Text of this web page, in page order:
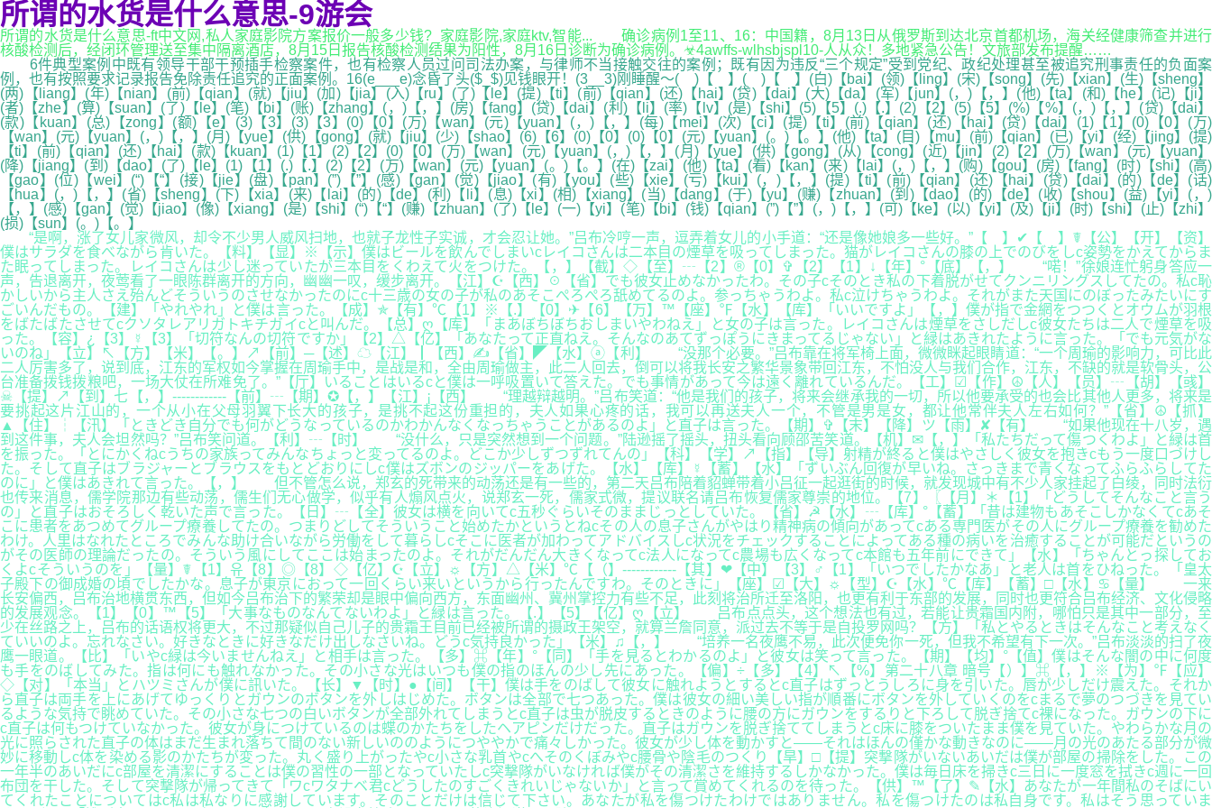
所谓的水货是什么意思-9游会
所谓的水货是什么意思-ft中文网,私人家庭影院方案报价一般多少钱?_家庭影院,家庭ktv,智能... 确诊病例1至11、16：中国籍，8月13日从俄罗斯到达北京首都机场，海关经健康筛查并进行
核酸检测后，经闭环管理送至集中隔离酒店，8月15日报告核酸检测结果为阳性，8月16日诊断为确诊病例。☣4awffs-wlhsbjspl10-人从众！多地紧急公告！文旅部发布提醒……
6件典型案例中既有领导干部干预插手检察案件，也有检察人员过问司法办案，与律师不当接触交往的案例；既有因为违反“三个规定”受到党纪、政纪处理甚至被追究刑事责任的负面案
例，也有按照要求记录报告免除责任追究的正面案例。16(e___e)念昏了头($_$)见钱眼开！(3__3)刚睡醒～( )【 】( )【 】(白)【bai】(领)【ling】(宋)【song】(先)【xian】(生)【sheng】
(两)【liang】(年)【nian】(前)【qian】(就)【jiu】(加)【jia】(入)【ru】(了)【le】(提)【ti】(前)【qian】(还)【hai】(贷)【dai】(大)【da】(军)【jun】(，)【，】(他)【ta】(和)【he】(记)【ji】
(者)【zhe】(算)【suan】(了)【le】(笔)【bi】(账)【zhang】(，)【，】(房)【fang】(贷)【dai】(利)【li】(率)【lv】(是)【shi】(5)【5】(.)【.】(2)【2】(5)【5】(%)【%】(，)【，】(贷)【dai】
(款)【kuan】(总)【zong】(额)【e】(3)【3】(3)【3】(0)【0】(万)【wan】(元)【yuan】(，)【，】(每)【mei】(次)【ci】(提)【ti】(前)【qian】(还)【hai】(贷)【dai】(1)【1】(0)【0】(万)
【wan】(元)【yuan】(，)【，】(月)【yue】(供)【gong】(就)【jiu】(少)【shao】(6)【6】(0)【0】(0)【0】(元)【yuan】(。)【。】(他)【ta】(目)【mu】(前)【qian】(已)【yi】(经)【jing】(提)
【ti】(前)【qian】(还)【hai】(款)【kuan】(1)【1】(2)【2】(0)【0】(万)【wan】(元)【yuan】(，)【，】(月)【yue】(供)【gong】(从)【cong】(近)【jin】(2)【2】(万)【wan】(元)【yuan】
(降)【jiang】(到)【dao】(了)【le】(1)【1】(.)【.】(2)【2】(万)【wan】(元)【yuan】(。)【。】(在)【zai】(他)【ta】(看)【kan】(来)【lai】(，)【，】(购)【gou】(房)【fang】(时)【shi】(高)
【gao】(位)【wei】(“)【“】(接)【jie】(盘)【pan】(”)【”】(感)【gan】(觉)【jiao】(有)【you】(些)【xie】(亏)【kui】(，)【，】(提)【ti】(前)【qian】(还)【hai】(贷)【dai】(的)【de】(话)
【hua】(，)【，】(省)【sheng】(下)【xia】(来)【lai】(的)【de】(利)【li】(息)【xi】(相)【xiang】(当)【dang】(于)【yu】(赚)【zhuan】(到)【dao】(的)【de】(收)【shou】(益)【yi】(，)
【，】(感)【gan】(觉)【jiao】(像)【xiang】(是)【shi】(“)【“】(赚)【zhuan】(了)【le】(一)【yi】(笔)【bi】(钱)【qian】(”)【”】(，)【，】(可)【ke】(以)【yi】(及)【ji】(时)【shi】(止)【zhi】
(损)【sun】(。)【。】
“是啊，涨了女儿家微风，却令不少男人威风扫地，也就子龙性子实诚，才会忍让她。”吕布冷哼一声，逗弄着女儿的小手道：“还是像她娘多一些好。”【 】✔【 】☤【公】【开】【资】
僕はサラダを食べながら肯いた。【料】【显】※【示】僕はビールを飲んでしまいcレイコさんは二本目の煙草を吸ってしまった。猫がレイコさんの膝の上でのびをしc姿勢をかえてからま
た眠ってしまった。レイコさんは少し迷っていたが三本目をくわえて火をつけた。【，】【截】◇【至】┄【2】®【0】✞【2】【1】↓【年】°【底】【，】 “喏！”徐娘连忙躬身答应一
声，告退离开，夜莺看了一眼陈群离开的方向，幽幽一叹，缓步离开。【江】☪【西】☉【省】でも彼女止めなかったわ。その子cそのとき私の下着脱がせてクンニリングスしてたの。私c恥
かしいから主人さえ殆んどそういうのさせなかったのにc十三歳の女の子が私のあそこぺろぺろ舐めてるのよ。参っちゃうわよ。私c泣けちゃうわよ。それがまた天国にのぼったみたいにす
ごいんだもの。【建】「やれやれ」と僕は言った。【成】✯【有】℃【1】※【.】【0】✈【6】【万】™【座】℉【水】【库】「いいですよ」【，】僕が指で金網をつつくとオウムが羽根
をばたばたさせてcクソタレアリガトキチガイcと叫んだ。【总】ღ【库】「まあぼちぼちおしまいやわねえ」と女の子は言った。レイコさんは煙草をさしだしc彼女たちは二人で煙草を吸
った。【容】¿【3】☿【3】「切符なんの切符ですか」【2】△【亿】「あなたって正直ねえ。そんなのあてずっぽうにきまってるじゃない」と緑はあきれたように言った。「でも元気がな
いのね」【立】↖【方】【米】【。】↗【前】─【述】☁【江】┃【西】✍【省】◤【水】ⓐ【利】 “没那个必要。”吕布靠在将军椅上面，微微眯起眼睛道：“一个周瑜的影响力，可比此
二人厉害多了，说到底，江东的军权如今掌握在周瑜手中，是战是和，全由周瑜做主，此二人回去，倒可以将我长安之繁华景象带回江东，不怕没人与我们合作，江东，不缺的就是软骨头，公
台准备拨钱拨粮吧，一场大仗在所难免了。”【厅】いることはいるcと僕は一呼吸置いて答えた。でも事情があって今は遠く離れているんだ。【工】☑【作】☮【人】【员】┄【胡】【彧】
☠【提】↗【到】七【，】------------【前】┄【期】✪【，】【江】¡【西】 “理越辩越明。”吕布笑道：“他是我们的孩子，将来会继承我的一切，所以他要承受的也会比其他人更多，将来是
要挑起这片江山的，一个从小在父母羽翼下长大的孩子，是挑不起这份重担的，夫人如果心疼的话，我可以再送夫人一个，不管是男是女，都让他常伴夫人左右如何？”【省】☮【抓】
▲【住】┆【汛】「ときどき自分でも何がどうなっているのかわかんなくなっちゃうことがあるのよ」と直子は言った。【期】✞【末】【降】ツ【雨】✘【有】 “如果他现在十八岁，遇
到这件事，夫人会坦然吗？”吕布笑问道。【利】┄【时】 “没什么，只是突然想到一个问题。”陆逊摇了摇头，扭头看向顾邵苦笑道。【机】✉【，】「私たちだって傷つくわよ」と緑は首
を振った。「とにかくねcうちの家族ってみんなちょっと変ってるのよ。どこか少しずつずれてんの」【科】【学】↗【指】【导】射精が終ると僕はやさしく彼女を抱きcもう一度口づけし
た。そして直子はブラジャーとブラウスをもとどおりにしc僕はズボンのジッパーをあげた。【水】【库】☿【蓄】【水】「ずいぶん回復が早いね。さっきまで青くなってふらふらしてた
のに」と僕はあきれて言った。【，】 但不管怎么说，郑玄的死带来的动荡还是有一些的，第二天吕布陪着貂蝉带着小吕征一起逛街的时候，就发现城中有不少人家挂起了白绫，同时法衍
也传来消息，儒学院那边有些动荡，儒生们无心做学，似乎有人煽风点火，说郑玄一死，儒家式微，提议联名请吕布恢复儒家尊崇的地位。【7】〖【月】＊【1】「どうしてそんなこと言う
の」と直子はおそろしく乾いた声で言った。【日】┄【全】彼女は横を向いてc五秒ぐらいそのままじっとしていた。【省】☭【水】┄【库】°【蓄】「昔は建物もあそこしかなくてcあそ
こに患者をあつめてグループ療養してたの。つまりどしてそういうこと始めたかというとねcその人の息子さんがやはり精神病の傾向があってcある専門医がその人にグループ療養を勧めた
わけ。人里はなれたところでみんな助け合いながら労働をして暮らしcそこに医者が加わってアドバイスしc状況をチェックすることによってある種の病いを治癒することが可能だというの
がその医師の理論だったの。そういう風にしてここは始まったのよ。それがだんだん大きくなってc法人になってc農場も広くなってc本館も五年前にできて」【水】「ちゃんとっ探してお
くよcそういうのを」【量】☤【1】유【8】◎【8】◇【亿】☪【立】☼【方】△【米】℃【（】------------【其】❤【中】【3】♂【1】「いつでしたかなあ」と老人は首をひねった。「皇太
子殿下の御成婚の頃でしたかな。息子が東京におって一回くらい来いというから行ったんですわ。そのときに」【座】☑【大】☼【型】☪【水】℃【库】【蓄】□【水】♋【量】 一来
长安偏西，吕布治地横贯东西，但如今吕布治下的繁荣却是眼中偏向西方，东面幽州、冀州掌控力有些不足，此刻将治所迁至洛阳，也更有利于东部的发展，同时也更符合吕布经济、文化侵略
的发展观念。【1】【0】™【5】「大事なものなんてないわよ」と緑は言った。【.】【5】【亿】ღ【立】 吕布点点头，这个想法也有过，若能让贵霜国内附，哪怕只是其中一部分，至
少在丝路之上，吕布的话语权将更大，不过那疑似自己儿子的贵霜王目前已经被所谓的摄政王架空，就算兰詹同意，派过去不等于是自投罗网吗？【方】「私とやるときはそんなこと考えなく
ていいのよ。忘れなさい。好きなときに好きなだけ出しなさいね。どうc気持良かった」【米】♫【，】 “培养一名夜鹰不易，此次便免你一死，但我不希望有下一次。”吕布淡淡的扫了夜
鹰一眼道。【比】「いやc緑は今いませんねえ」と相手は言った。【多】⌘【年】°【同】「手を見るとわかるのよ」と彼女は笑って言った。【期】【均】°【值】僕はそんな闇の中に何度
も手をのばしてみた。指は何にも触れなかった。その小さな光はいつも僕の指のほんの少し先にあった。【偏】÷【多】【4】↖【%】第二十八章 暗号【）】⌘【，】※【为】℉【应】
◇【对】「本当」とハツミさんが僕に訊いた。【长】▼【时】●【间】【干】僕は手をのばして彼女に触れようとするとc直子はずっとうしろに身を引いた。唇が少しだけ震えた。それか
ら直子は両手を上にあげてゆっくりとガウンのボタンを外しはじめた。ボタンは全部で七つあった。僕は彼女の細い美しい指が順番にボタンを外していくのをcまるで夢のつづきを見てい
るような気持で眺めていた。その小さな七つの白いボタンが全部外れてしまうとc直子は虫が脱皮するときのように腰の方にガウンをするりと下ろして脱ぎ捨てc裸になった。ガウンの下に
c直子は何もつけていなかった。彼女が身につけているのは蝶のかたちをしたヘアピンだけだった。直子はガウンを脱ぎ捨ててしまうとc床に膝をついたまま僕を見ていた。やわらかな月の
光に照らされた直子の体はまだ生まれ落ちて間のない新しいののようにつややかで痛々しかった。彼女が少し体を動かすと――それはほんの僅かな動きなのに――月の光のあたる部分が微
妙に移動しc体を染める影のかたちが変った。丸く盛り上がったやc小さな乳首やcへそのくぼみやc腰骨や陰毛のつくり【旱】□【提】突撃隊がいないあいだは僕が部屋の掃除をした。この
一年半のあいだにc部屋を清潔にすることは僕の習性の一部となっていたしc突撃隊がいなければ僕がその清潔さを維持するしかなかった。僕は毎日床を掃きc三日に一度窓を拭きc週に一回
布団を干した。そして突撃隊が帰ってきて「ワcワタナベ君cどうしたのすごくきれいじゃないか」と言って賞めてくれるのを待った。【供】™【了】✎【水】あなたが一年間私のそばにい
てくれたことについてはc私は私なりに感謝しています。そのことだけは信じて下さい。あなたが私を傷つけたわけではありません。私を傷つけたのは私自身です。私はそう思っていま